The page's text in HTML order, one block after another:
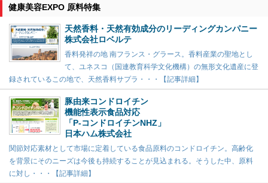
健康美容EXPO 原料特集
天然香料・天然有効成分のリーディングカンパニー
株式会社ロベルテ
香料発祥の地 南フランス・グラース。香料産業の聖地とし
て、ユネスコ（国連教育科学文化機構）の無形文化遺産に登
録されているこの地で、天然香料サプラ・・・【記事詳細】
豚由来コンドロイチン
機能性表示食品対応
「P-コンドロイチンNHZ」
日本ハム株式会社
関節対応素材として市場に定着している食品原料のコンドロイチン。高齢化
を背景にそのニーズは今後も持続することが見込まれる。そうした中、原料
に対し・・・【記事詳細】